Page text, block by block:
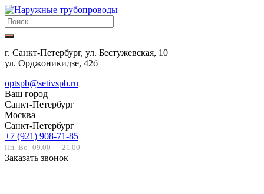
г. Санкт-Петербург, ул. Бестужевская, 10
ул. Орджоникидзе, 42б
optspb@setivspb.ru
Ваш город
Санкт-Петербург
Москва
Санкт-Петербург
+7 (921) 908-71-85
Пн.-Вс. 09.00 — 21.00
Заказать звонок